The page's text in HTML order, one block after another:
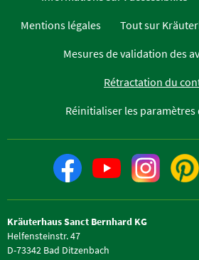
Mentions légales
Tout sur
Mesures de validation des
Rétractation du
Réinitialiser les paramètres
Kräuterhaus Sanct Bernhard KG
Helfensteinstr. 47
D-73342 Bad Ditzenbach